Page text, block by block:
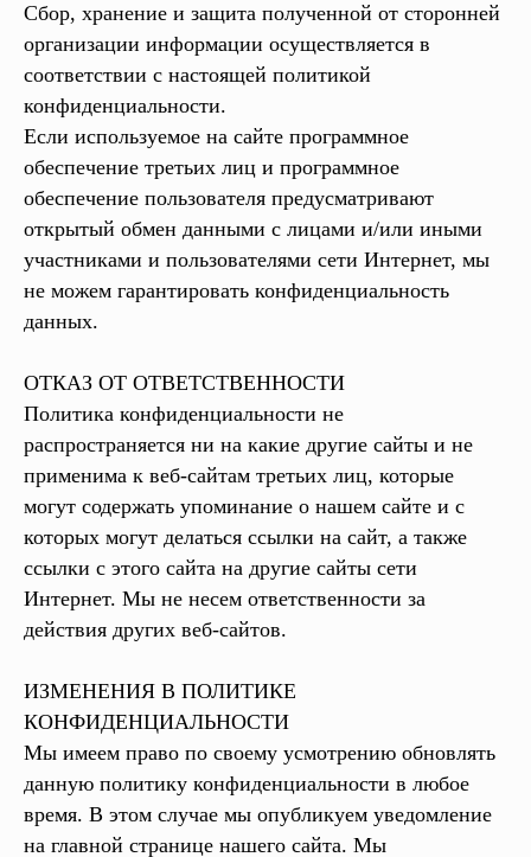
Сбор, хранение и защита полученной от сторонней
организации информации осуществляется в
соответствии с настоящей политикой
конфиденциальности.
Если используемое на сайте программное
обеспечение третьих лиц и программное
обеспечение пользователя предусматривают
открытый обмен данными с лицами и/или иными
участниками и пользователями сети Интернет, мы
не можем гарантировать конфиденциальность
данных.
ОТКАЗ ОТ ОТВЕТСТВЕННОСТИ
Политика конфиденциальности не
распространяется ни на какие другие сайты и не
применима к веб-сайтам третьих лиц, которые
могут содержать упоминание о нашем сайте и с
которых могут делаться ссылки на сайт, а также
ссылки с этого сайта на другие сайты сети
Интернет. Мы не несем ответственности за
действия других веб-сайтов.
ИЗМЕНЕНИЯ В ПОЛИТИКЕ
КОНФИДЕНЦИАЛЬНОСТИ
Мы имеем право по своему усмотрению обновлять
данную политику конфиденциальности в любое
время. В этом случае мы опубликуем уведомление
на главной странице нашего сайта. Мы